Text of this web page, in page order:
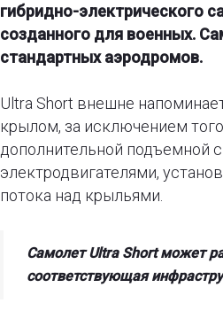
гибридно-электрического
созданного для военных.
стандартных аэродромов.
Ultra Short внешне
крылом, за исключением
дополнительной подъемной
электродвигателями,
потока над крыльями.
Самолет Ultra Short может
соответствующая